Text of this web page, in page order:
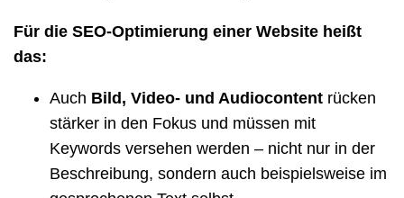
Für die SEO-Optimierung einer Website heißt
das:
Auch Bild, Video- und Audiocontent rücken
stärker in den Fokus und müssen mit
Keywords versehen werden – nicht nur in der
Beschreibung, sondern auch beispielsweise im